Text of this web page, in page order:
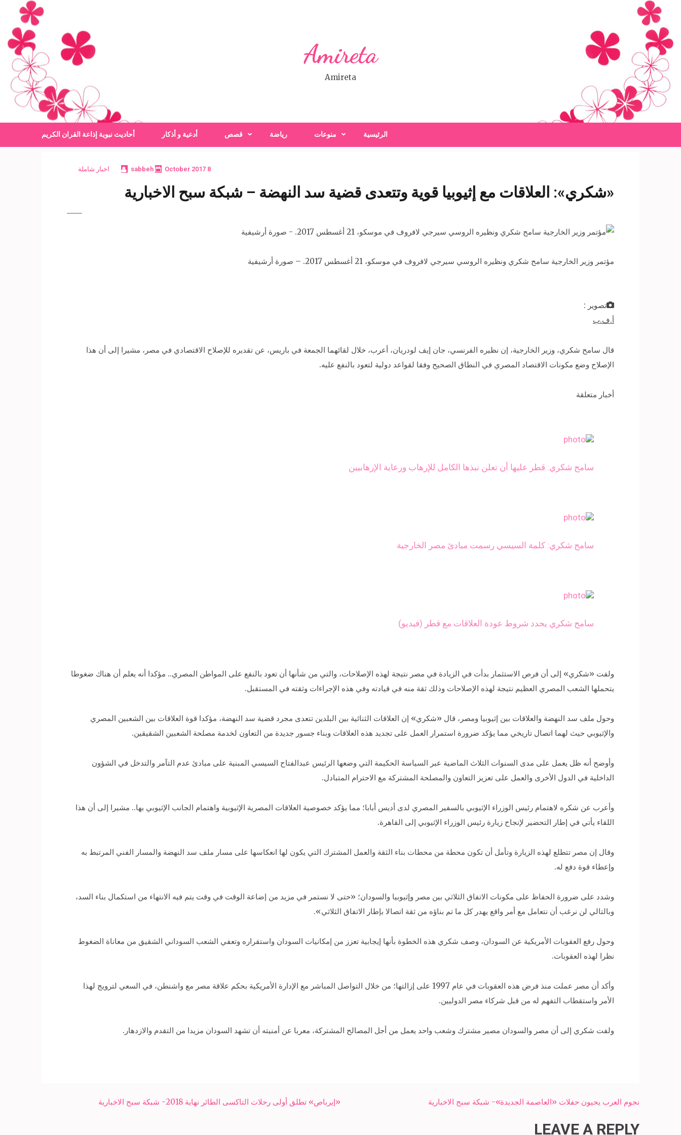
content
(Press
Enter)
Amireta
Amireta
الرئيسية منوعات رياضة قصص أدعية و أذكار أحاديث نبوية إذاعة القران الكريم
8 October 2017
sabbeh اخبار شاملة
«شكري»: العلاقات مع إثيوبيا قوية وتتعدى قضية سد النهضة – شبكة سبح الاخبارية
مؤتمر وزير الخارجية سامح شكري ونظيره الروسي سيرجي لافروف في موسكو، 21 أغسطس 2017. – صورة أرشيفية
تصوير :
أ.ف.ب
قال سامح شكري، وزير الخارجية، إن نظيره الفرنسي، جان إيف لودريان، أعرب، خلال لقائهما الجمعة في باريس، عن تقديره للإصلاح الاقتصادي في مصر، مشيرا إلى أن هذا
الإصلاح وضع مكونات الاقتصاد المصري في النطاق الصحيح وفقا لقواعد دولية لتعود بالنفع عليه.
أخبار متعلقة
سامح شكري: قطر عليها أن تعلن نبذها الكامل للإرهاب ورعاية الإرهابيين
سامح شكري: كلمة السيسي رسمت مبادئ مصر الخارجية
سامح شكري يحدد شروط عودة العلاقات مع قطر (فيديو)
ولفت «شكري» إلى أن فرص الاستثمار بدأت في الزيادة في مصر نتيجة لهذه الإصلاحات، والتي من شأنها أن تعود بالنفع على المواطن المصري.. مؤكدا أنه يعلم أن هناك ضغوطا
يتحملها الشعب المصري العظيم نتيجة لهذه الإصلاحات وذلك ثقة منه في قيادته وفي هذه الإجراءات وثقته في المستقبل.
وحول ملف سد النهضة والعلاقات بين إثيوبيا ومصر، قال «شكري» إن العلاقات الثنائية بين البلدين تتعدى مجرد قضية سد النهضة، مؤكدا قوة العلاقات بين الشعبين المصري
والإثيوبي حيث لهما اتصال تاريخي مما يؤكد ضرورة استمرار العمل على تجديد هذه العلاقات وبناء جسور جديدة من التعاون لخدمة مصلحة الشعبين الشقيقين.
وأوضح أنه ظل يعمل على مدى السنوات الثلاث الماضية عبر السياسة الحكيمة التي وضعها الرئيس عبدالفتاح السيسي المبنية على مبادئ عدم التآمر والتدخل في الشؤون
الداخلية في الدول الأخرى والعمل على تعزيز التعاون والمصلحة المشتركة مع الاحترام المتبادل.
وأعرب عن شكره لاهتمام رئيس الوزراء الإثيوبي بالسفير المصري لدى أديس أبابا؛ مما يؤكد خصوصية العلاقات المصرية الإثيوبية واهتمام الجانب الإثيوبي بها.. مشيرا إلى أن هذا
اللقاء يأتي في إطار التحضير لإنجاح زيارة رئيس الوزراء الإثيوبي إلى القاهرة.
وقال إن مصر تتطلع لهذه الزيارة وتأمل أن تكون محطة من محطات بناء الثقة والعمل المشترك التي يكون لها انعكاسها على مسار ملف سد النهضة والمسار الفني المرتبط به
وإعطاء قوة دفع له.
وشدد على ضرورة الحفاظ على مكونات الاتفاق الثلاثي بين مصر وإثيوبيا والسودان؛ «حتى لا نستمر في مزيد من إضاعة الوقت في وقت يتم فيه الانتهاء من استكمال بناء السد،
وبالتالي لن نرغب أن نتعامل مع أمر واقع يهدر كل ما تم بناؤه من ثقة اتصالا بإطار الاتفاق الثلاثي».
وحول رفع العقوبات الأمريكية عن السودان، وصف شكري هذه الخطوة بأنها إيجابية تعزز من إمكانيات السودان واستقراره وتعفي الشعب السوداني الشقيق من معاناة الضغوط
نظرا لهذه العقوبات.
وأكد أن مصر عملت منذ فرض هذه العقوبات في عام 1997 على إزالتها؛ من خلال التواصل المباشر مع الإدارة الأمريكية بحكم علاقة مصر مع واشنطن، في السعي لترويج لهذا
الأمر واستقطاب التفهم له من قبل شركاء مصر الدوليين.
ولفت شكري إلى أن مصر والسودان مصير مشترك وشعب واحد يعمل من أجل المصالح المشتركة، معربا عن أمنيته أن تشهد السودان مزيدا من التقدم والازدهار.
Post
«إيرباص» تطلق أولى رحلات التاكسى الطائر نهاية 2018- شبكة سبح الاخبارية نجوم العرب يحيون حفلات «العاصمة الجديدة»- شبكة سبح الاخبارية
LEAVE A REPLY